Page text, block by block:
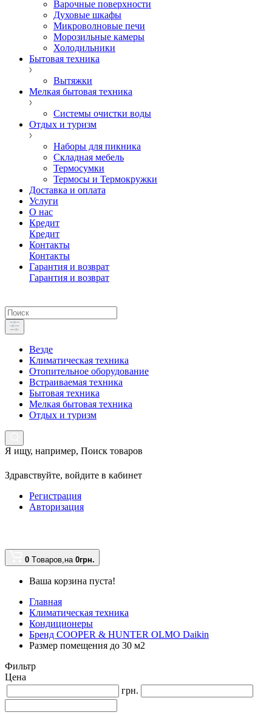
Варочные поверхности
Духовые шкафы
Микроволновые печи
Морозильные камеры
Холодильники
Бытовая техника
Вытяжки
Мелкая бытовая техника
Системы очистки воды
Отдых и туризм
Наборы для пикника
Складная мебель
Термосумки
Термосы и Термокружки
Доставка и оплата
Услуги
О нас
Кредит
Кредит
Контакты
Контакты
Гарантия и возврат
Гарантия и возврат
Везде
Климатическая техника
Отопительное оборудование
Встраиваемая техника
Бытовая техника
Мелкая бытовая техника
Отдых и туризм
Я ищу, например, Поиск товаров
Здравствуйте, войдите в кабинет
Регистрация
Авторизация
0 Tоваров,на 0грн.
Ваша корзина пуста!
Главная
Климатическая техника
Кондиционеры
Бренд COOPER & HUNTER OLMO Daikin
Размер помещения до 30 м2
Фильтр
Цена
грн.